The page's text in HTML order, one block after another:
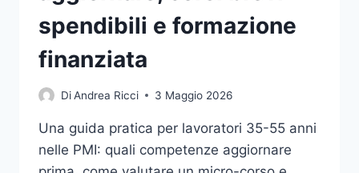
spendibili e formazione
finanziata
DiAndrea Ricci 3 Maggio 2026
Una guida pratica per lavoratori 35-55 anni
nelle PMI: quali competenze aggiornare